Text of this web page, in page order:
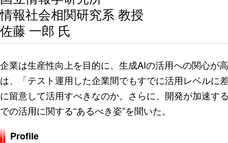
情報社会相関研究系 教授
佐藤 一郎 氏
企業は生産性向上を目的に、生成AIの活用への関心が
は、「テスト運用した企業間でもすでに活用レベルに
に留意して活用すべきなのか。さらに、開発が加速す
での活用に関する“あるべき姿”を聞いた。
Profile